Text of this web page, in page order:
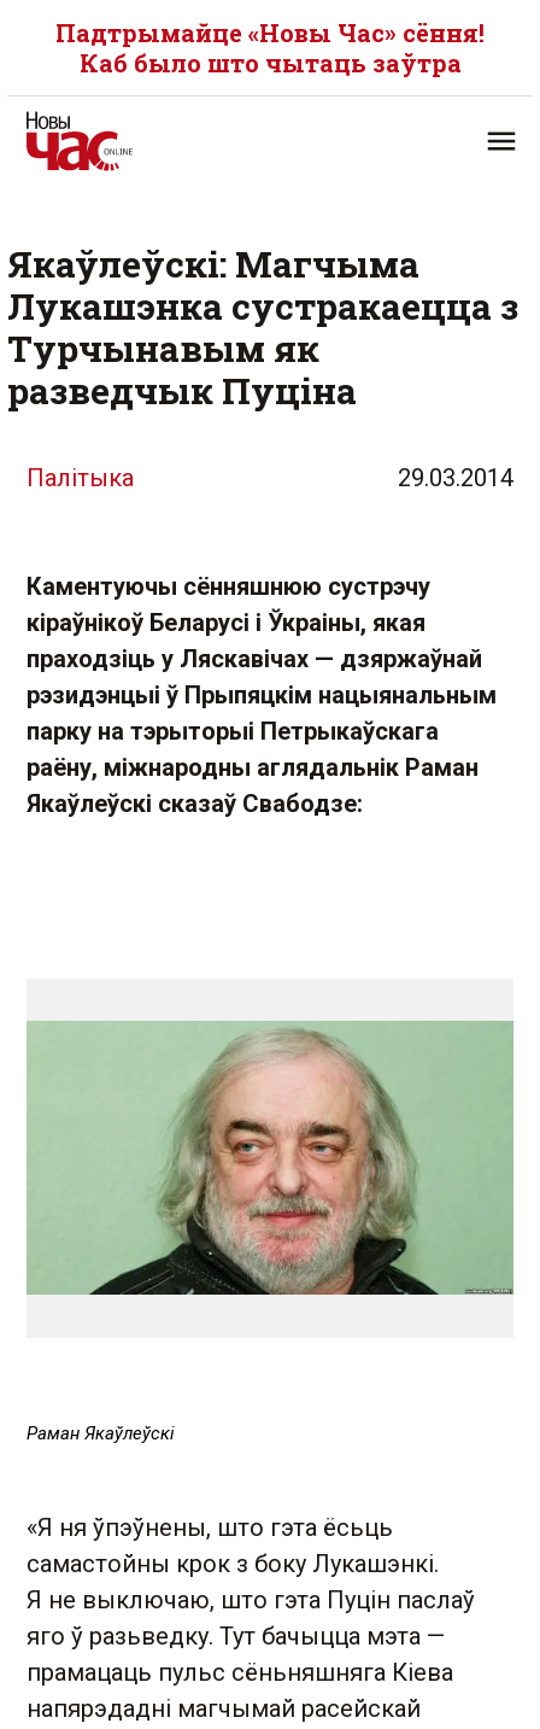
Падтрымайце «Новы Час» сёння!
Каб было што чытаць заўтра
Якаўлеўскі: Магчыма
Лукашэнка сустракаецца з
Турчынавым як
разведчык Пуціна
Палітыка 29.03.2014
Каментуючы сённяшнюю сустрэчу
кіраўнікоў Беларусі і Ўкраіны, якая
праходзіць у Ляскавічах — дзяржаўнай
рэзидэнцыі ў Прыпяцкім нацыянальным
парку на тэрыторыі Петрыкаўскага
раёну, міжнародны аглядальнік Раман
Якаўлеўскі сказаў Свабодзе:
Раман Якаўлеўскі
«Я ня ўпэўнены, што гэта ёсьць
самастойны крок з боку Лукашэнкі.
Я не выключаю, што гэта Пуцін паслаў
яго ў разьведку. Тут бачыцца мэта —
прамацаць пульс сёньняшняга Кіева
напярэдадні магчымай расейскай